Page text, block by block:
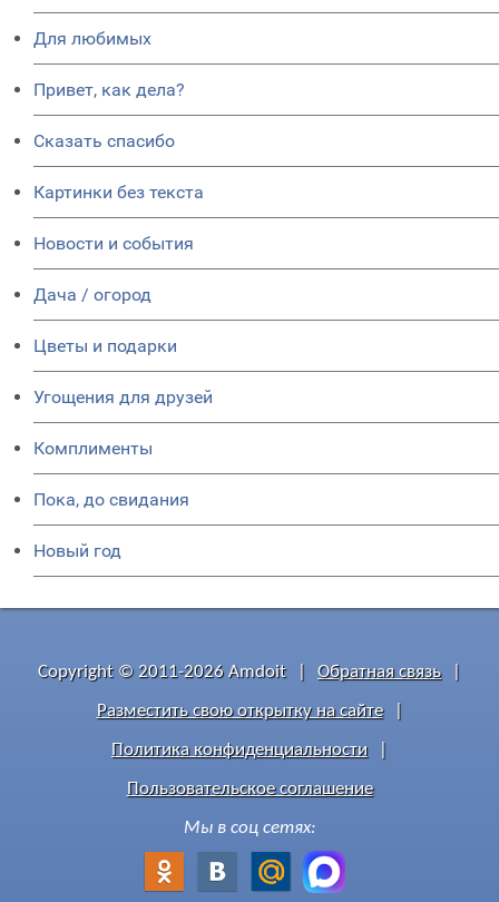
Для любимых
Привет, как дела?
Сказать спасибо
Картинки без текста
Новости и события
Дача / огород
Цветы и подарки
Угощения для друзей
Комплименты
Пока, до свидания
Новый год
Copyright © 2011-2026 Amdoit Обратная связь
Разместить свою открытку на сайте
Политика конфиденциальности
Пользовательское соглашение
Мы в соц сетях: